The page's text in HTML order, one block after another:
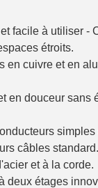
facile à utiliser -
étroits.
en cuivre et en
en douceur sans
simples
câbles standard.
et à la corde.
deux étages